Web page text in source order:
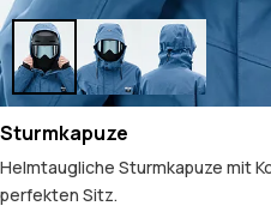
Sturmkapuze
Helmtaugliche Sturmkapuze mit
perfekten Sitz.